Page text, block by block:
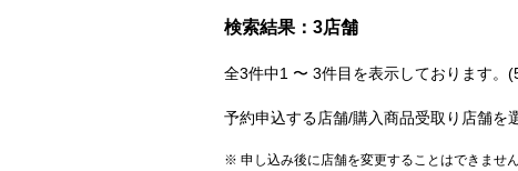
検索結果：3店舗
全3件中1 〜 3件目を表示しております。
予約申込する店舗/購入商品受取り店舗を
申し込み後に店舗を変更することはできません